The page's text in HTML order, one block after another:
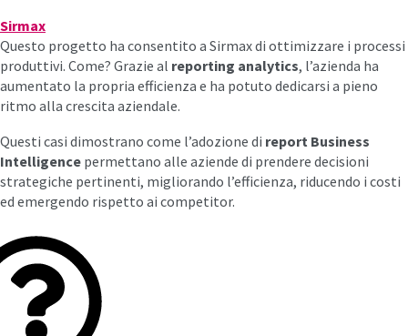
Sirmax
Questo progetto ha consentito a Sirmax di ottimizzare i processi
produttivi. Come? Grazie al reporting analytics, l’azienda ha
aumentato la propria efficienza e ha potuto dedicarsi a pieno
ritmo alla crescita aziendale.
Questi casi dimostrano come l’adozione di report Business
Intelligence permettano alle aziende di prendere decisioni
strategiche pertinenti, migliorando l’efficienza, riducendo i costi
ed emergendo rispetto ai competitor.